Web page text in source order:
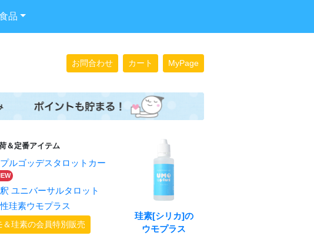
品
お問合わせ カート MyPage
＆定番アイテム
プルゴッデスタロットカー
ユニバーサルタロット
珪素ウモプラス
＆珪素の会員特別販売
珪素[シリカ]の
ウモプラス